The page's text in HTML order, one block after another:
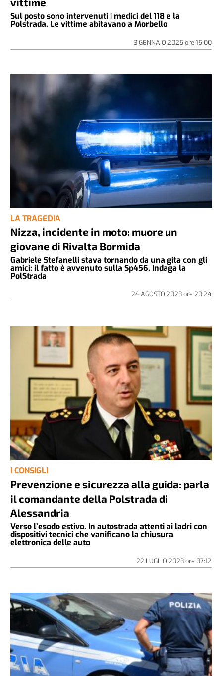
Sul posto sono intervenuti i medici del 118 e la
Polstrada. Le vittime abitavano a Morbello
3 GENNAIO 2025ore 15:00
LA TRAGEDIA
Nizza, incidente in moto: muore un
giovane di Rivalta Bormida
Gabriele Stefanelli stava tornando da una gita con gli
amici: il fatto è avvenuto sulla Sp456. Indaga la
PolStrada
24 AGOSTO 2023ore 20:24
I CONSIGLI
Prevenzione e sicurezza alla guida: parla
il comandante della Polstrada di
Alessandria
Verso l’esodo estivo. In autostrada attenti ai ladri con
dispositivi tecnici che vanificano la chiusura
elettronica delle auto
22 LUGLIO 2023ore 07:12